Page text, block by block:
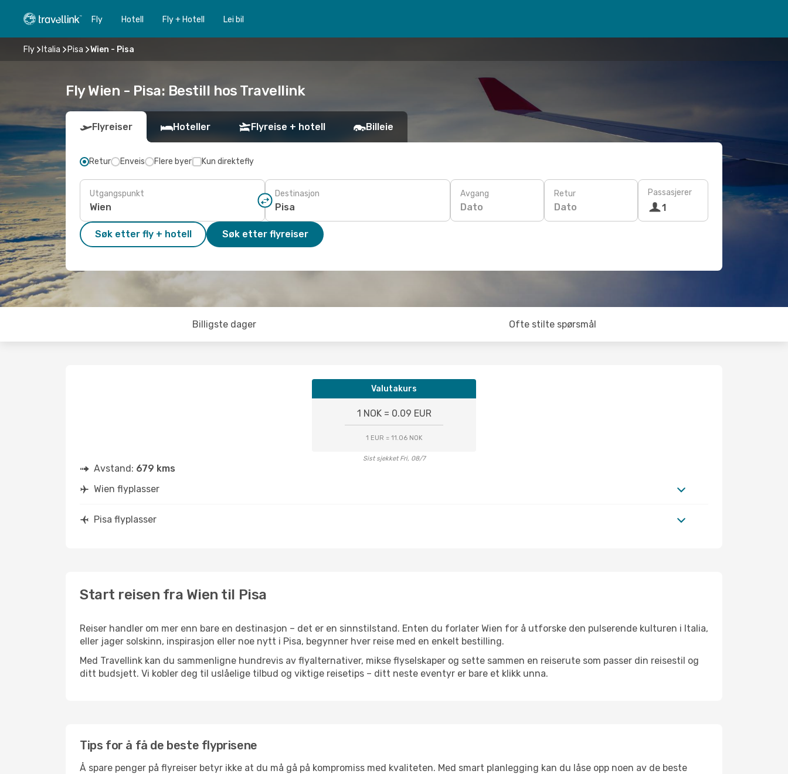
Fly Hotell Fly + Hotell Lei bil
Fly Italia Pisa Wien - Pisa
Fly Wien - Pisa: Bestill hos Travellink
Flyreiser Hoteller Flyreise + hotell Billeie
Retur Enveis Flere byer Kun direktefly
Utgangspunkt Destinasjon Avgang
Dato
Retur
Dato
Passasjerer
1
Søk etter fly + hotell Søk etter flyreiser
Billigste dager Ofte stilte spørsmål
Valutakurs
1 NOK = 0.09 EUR
1 EUR = 11.06 NOK
Sist sjekket Fri, 08/7
Avstand: 679 kms
Wien flyplasser
Pisa flyplasser
Start reisen fra Wien til Pisa
Reiser handler om mer enn bare en destinasjon – det er en sinnstilstand. Enten du forlater Wien for å utforske den pulserende kulturen i Italia,
eller jager solskinn, inspirasjon eller noe nytt i Pisa, begynner hver reise med en enkelt bestilling.
Med Travellink kan du sammenligne hundrevis av flyalternativer, mikse flyselskaper og sette sammen en reiserute som passer din reisestil og
ditt budsjett. Vi kobler deg til uslåelige tilbud og viktige reisetips – ditt neste eventyr er bare et klikk unna.
Tips for å få de beste flyprisene
Å spare penger på flyreiser betyr ikke at du må gå på kompromiss med kvaliteten. Med smart planlegging kan du låse opp noen av de beste